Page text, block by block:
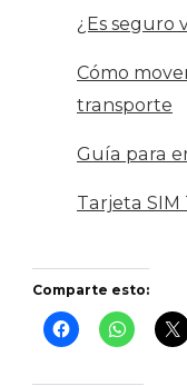
¿Es seguro
Cómo
transporte
Guía para
Tarjeta SIM
Comparte esto: